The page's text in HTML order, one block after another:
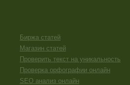
Биржа статей
Магазин статей
Проверить текст на уникальность
Проверка орфографии онлайн
SEO анализ онлайн